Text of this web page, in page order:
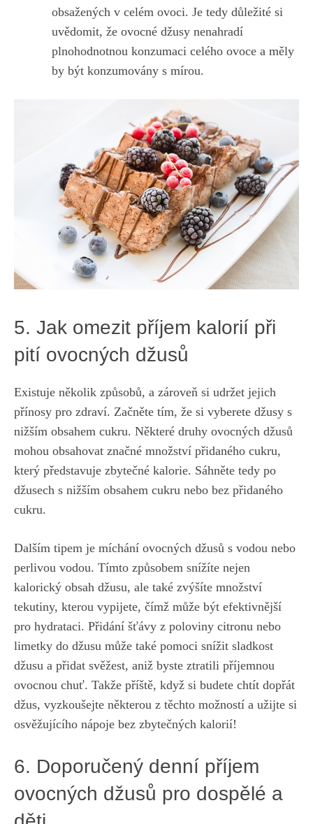
‌obsažených v celém ovoci. ​Je tedy důležité si⁤
uvědomit, že⁣ ovocné džusy ​nenahradí
plnohodnotnou konzumaci celého ​ovoce a měly
by být konzumovány s ⁣mírou.
5. Jak omezit příjem kalorií při
pití ovocných džusů
Existuje ⁣několik ⁤způsobů,‌ a zároveň​ si udržet jejich
⁣přínosy pro zdraví. Začněte ⁤tím, že si vyberete džusy ‌s
nižším ⁤obsahem cukru. Některé druhy ovocných džusů
mohou obsahovat ‍značné množství přidaného cukru,
který představuje zbytečné kalorie. Sáhněte tedy po
džusech s nižším obsahem cukru nebo bez přidaného
cukru.
Dalším tipem je míchání ovocných džusů s vodou‍ nebo
perlivou vodou. Tímto způsobem snížíte nejen
kalorický obsah džusu, ale také zvýšíte​ množství
tekutiny, kterou vypijete, čímž může být efektivnější
pro hydrataci. Přidání šťávy z poloviny citronu nebo
limetky ‍do džusu může ⁣také pomoci ​snížit ‌sladkost
džusu a ⁤přidat svěžest, aniž byste ⁢ztratili příjemnou
ovocnou chuť. Takže příště, když si budete chtít dopřát
džus, vyzkoušejte některou z těchto možností a užijte si
osvěžujícího nápoje bez zbytečných kalorií!
6.⁤ Doporučený denní příjem
ovocných džusů pro dospělé a